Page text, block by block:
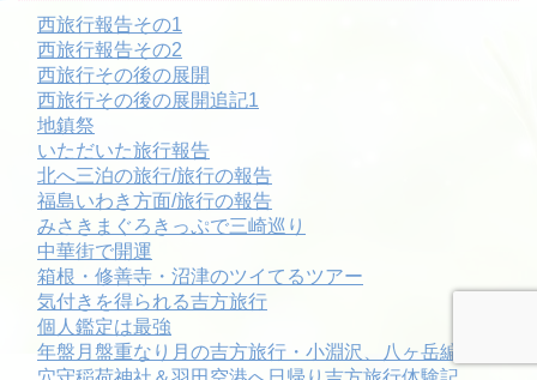
西旅行報告その1
西旅行報告その2
西旅行その後の展開
西旅行その後の展開追記1
地鎮祭
いただいた旅行報告
北へ三泊の旅行/旅行の報告
福島いわき方面/旅行の報告
みさきまぐろきっぷで三崎巡り
中華街で開運
箱根・修善寺・沼津のツイてるツアー
気付きを得られる吉方旅行
個人鑑定は最強
年盤月盤重なり月の吉方旅行・小淵沢、八ヶ岳編